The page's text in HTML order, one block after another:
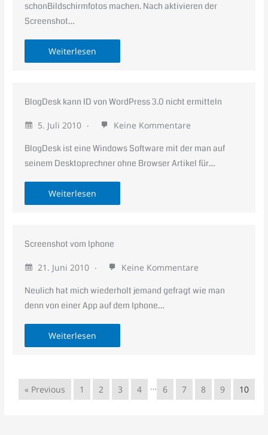
schonBildschirmfotos machen. Nach aktivieren der
Screenshot…
Weiterlesen
BlogDesk kann ID von WordPress 3.0 nicht ermitteln
5. Juli 2010 Keine Kommentare
BlogDesk ist eine Windows Software mit der man auf
seinem Desktoprechner ohne Browser Artikel für…
Weiterlesen
Screenshot vom Iphone
21. Juni 2010 Keine Kommentare
Neulich hat mich wiederholt jemand gefragt wie man
denn von einer App auf dem Iphone…
Weiterlesen
« Previous 1 2 3 4 … 6 7 8 9 10